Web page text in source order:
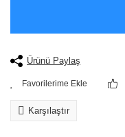
Ürünü Paylaş
Karşılaştır